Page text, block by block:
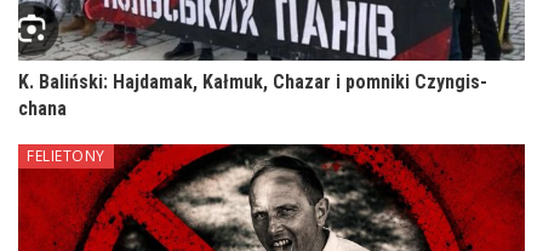
K. Baliński: Hajdamak, Kałmuk, Chazar i pomniki Czyngis-
chana
FELIETONY